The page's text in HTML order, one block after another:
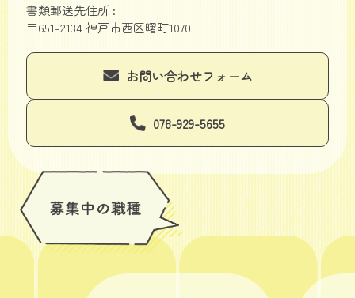
書類郵送先住所 :
〒651-2134 神戸市西区曙町1070
お問い合わせフォーム
078-929-5655